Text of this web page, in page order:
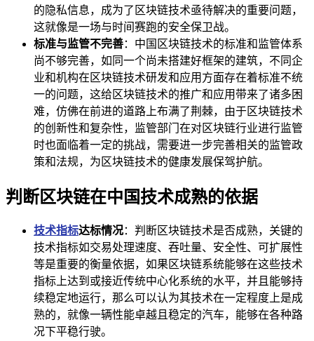
的隐私信息，成为了区块链技术亟待解决的重要问题，
这就像是一场与时间赛跑的安全保卫战。
标准与监管不完善：中国区块链技术的标准和监管体系
尚不够完善，如同一个尚未搭建好框架的建筑，不同企
业和机构在区块链技术研发和应用方面存在着标准不统
一的问题，这给区块链技术的推广和应用带来了诸多困
难，仿佛在前进的道路上布满了荆棘，由于区块链技术
的创新性和复杂性，监管部门在对区块链行业进行监管
时也面临着一定的挑战，需要进一步完善相关的监管政
策和法规，为区块链技术的健康发展保驾护航。
判断区块链在中国技术成熟的依据
技术指标达标情况：判断区块链技术是否成熟，关键的
技术指标如交易处理速度、吞吐量、安全性、可扩展性
等是重要的衡量依据，如果区块链系统能够在这些技术
指标上达到或接近传统中心化系统的水平，并且能够持
续稳定地运行，那么可以认为其技术在一定程度上是成
熟的，就像一辆性能卓越且稳定的汽车，能够在各种路
况下平稳行驶。